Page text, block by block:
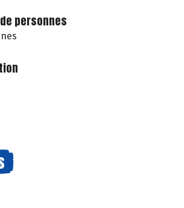
personnes